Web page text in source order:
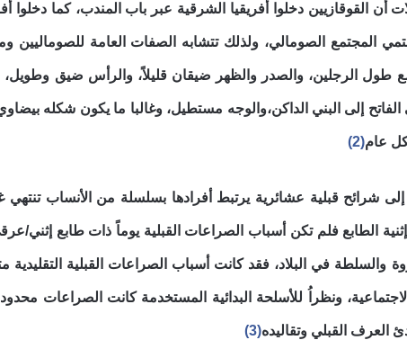
أن القوقازيين دخلوا أفريقيا الشرقية عبر باب المندب، كما دخلوا
المجتمع الصومالي، ولذلك تتشابه الصفات العامة للصوماليين
طول الرجلين، والصدر والظهر ضيقان قليلاً، والرأس ضيق
الفاتح إلى البني الداكن،والوجه مستطيل، وغالبا ما يكون شكله
عام(2)
شرائح قبلية عشائرية يرتبط أفرادها بسلسلة من الأنساب تنتهي
الطابع فلم تكن أسباب الصراعات القبلية يوماً ذات طابع إثني/
والسلطة في البلاد، فقد كانت أسباب الصراعات القبلية التقليدية
ونظراُ للأسلحة البدائية المستخدمة كانت الصراعات
العرف القبلي وتقاليده(3)